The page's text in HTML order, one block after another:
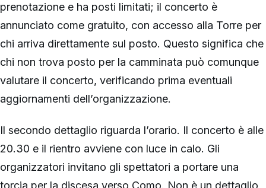
prenotazione e ha posti limitati; il concerto è
annunciato come gratuito, con accesso alla Torre per
chi arriva direttamente sul posto. Questo significa che
chi non trova posto per la camminata può comunque
valutare il concerto, verificando prima eventuali
aggiornamenti dell’organizzazione.
Il secondo dettaglio riguarda l’orario. Il concerto è alle
20.30 e il rientro avviene con luce in calo. Gli
organizzatori invitano gli spettatori a portare una
torcia per la discesa verso Como. Non è un dettaglio